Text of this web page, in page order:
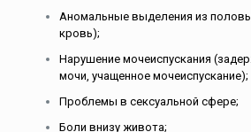
Аномальные выделения из
кровь);
Нарушение мочеиспускания
мочи, учащенное мочеиспускание);
Проблемы в сексуальной сфере;
Боли внизу живота;